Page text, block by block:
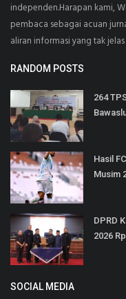
independen.Harapan kami,
pembaca sebagai acuan
aliran informasi yang tak
RANDOM POSTS
264
Hasil
Musim
DPRD
2026
SOCIAL MEDIA